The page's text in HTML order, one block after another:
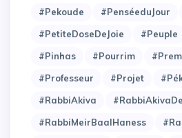
#Pekoude
#PenséeduJour
#PetiteDoseDeJoie
#Peuple
#Pinhas
#Pourrim
#Professeur
#Projet
#RabbiAkiva
#RabbiMeirBaalHaness